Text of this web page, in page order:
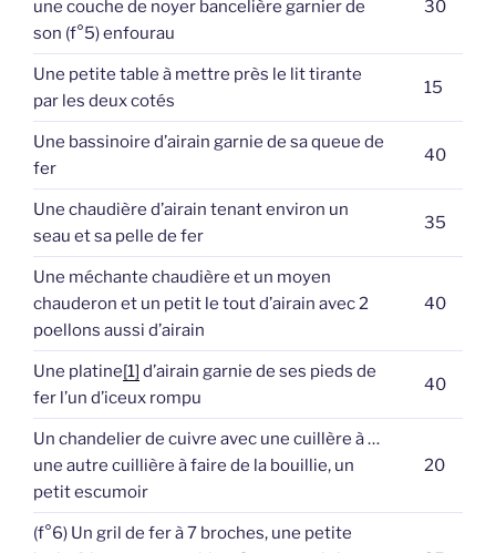
une couche de noyer bancelière garnier de
son (f°5) enfourau
30
Une petite table à mettre près le lit tirante
par les deux cotés
15
Une bassinoire d’airain garnie de sa queue de
fer
40
Une chaudière d’airain tenant environ un
seau et sa pelle de fer
35
Une méchante chaudière et un moyen
chauderon et un petit le tout d’airain avec 2
poellons aussi d’airain
40
Une platine[1] d’airain garnie de ses pieds de
fer l’un d’iceux rompu
40
Un chandelier de cuivre avec une cuillère à …
une autre cuillière à faire de la bouillie, un
petit escumoir
20
(f°6) Un gril de fer à 7 broches, une petite